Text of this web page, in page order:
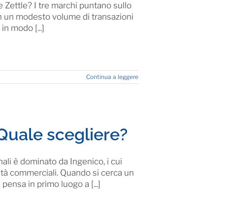
Zettle? I tre marchi puntano sullo
modesto volume di transazioni
modo [...]
Continua a leggere
scegliere?
è dominato da Ingenico, i cui
commerciali. Quando si cerca un
in primo luogo a [...]